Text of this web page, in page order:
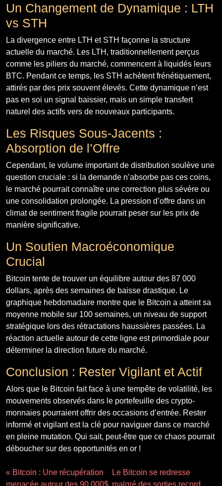
Un Changement de Dynamique : LTH
vs STH
La divergence entre LTH et STH façonne la structure
actuelle du marché. Les LTH, traditionnellement perçus
comme les piliers du marché, commencent à liquidés leurs
BTC. Pendant ce temps, les STH achètent frénétiquement,
attirés par des prix souvent élevés. Cette dynamique n’est
pas en soi un signal baissier, mais un simple transfert
naturel des actifs vers de nouveaux participants.
Les Risques Sous-Jacents :
Absorption de l’Offre
Cependant, le volume important de distribution soulève une
question cruciale : si la demande n’absorbe pas ces coins,
le marché pourrait connaître une correction plus sévère ou
une consolidation prolongée. La pression d’offre dans un
climat de sentiment fragile pourrait peser sur les prix de
manière significative.
Un Soutien Macroéconomique
Crucial
Bitcoin tente de trouver un équilibre autour des 87 000
dollars, après des semaines de baisse drastique. Le
graphique hebdomadaire montre que le Bitcoin a atteint sa
moyenne mobile sur 100 semaines, un niveau de support
stratégique lors des rétractations haussières passées. La
réaction actuelle autour de cette ligne est primordiale pour
déterminer la direction future du marché.
Conclusion : Rester Vigilant et Actif
Alors que le Bitcoin fait face à une tempête de volatilité, les
mouvements observés dans le portefeuille des crypto-
monnaies pourraient offrir des occasions d’entrée. Rester
informé et vigilant est la clé pour naviguer dans ce marché
en pleine mutation. Qui sait, peut-être que ce chaos pourrait
déboucher sur des opportunités en or !
« Bitcoin : Une récupération
menacée autour des 90 000$
Le Bitcoin se redresse
malgré des sorties record